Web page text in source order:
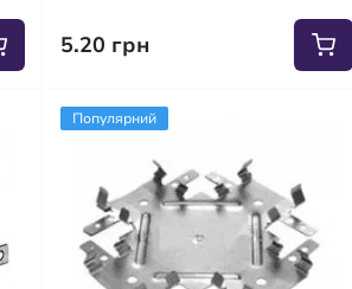
5.20 грн
Популярний